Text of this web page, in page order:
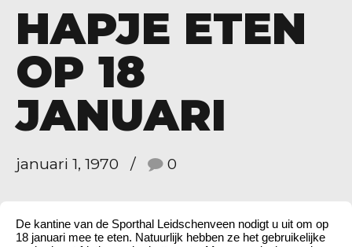
HAPJE ETEN
OP 18
JANUARI
januari 1, 1970 0
De kantine van de Sporthal Leidschenveen nodigt u uit om op
18 januari mee te eten. Natuurlijk hebben ze het gebruikelijke